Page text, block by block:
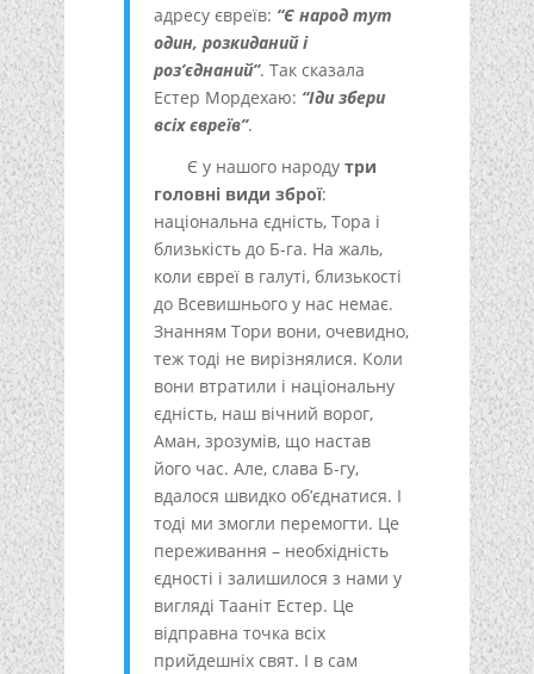
адресу євреїв: “Є народ тут
один, розкиданий і
роз’єднаний”. Так сказала
Естер Мордехаю: “Іди збери
всіх євреїв”.
Є у нашого народу три
головні види зброї:
національна єдність, Тора і
близькість до Б-га. На жаль,
коли євреї в галуті, близькості
до Всевишнього у нас немає.
Знанням Тори вони, очевидно,
теж тоді не вирізнялися. Коли
вони втратили і національну
єдність, наш вічний ворог,
Аман, зрозумів, що настав
його час. Але, слава Б-гу,
вдалося швидко об’єднатися. І
тоді ми змогли перемогти. Це
переживання – необхідність
єдності і залишилося з нами у
вигляді Тааніт Естер. Це
відправна точка всіх
прийдешніх свят. І в сам